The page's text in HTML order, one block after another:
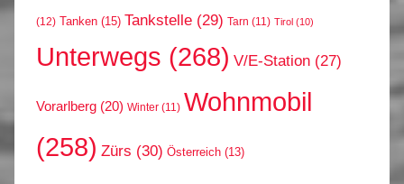
(12) Tanken (15) Tankstelle (29) Tarn (11) Tirol (10)
Unterwegs (268) V/E-Station (27)
Vorarlberg (20) Winter (11) Wohnmobil
(258) Zürs (30) Österreich (13)